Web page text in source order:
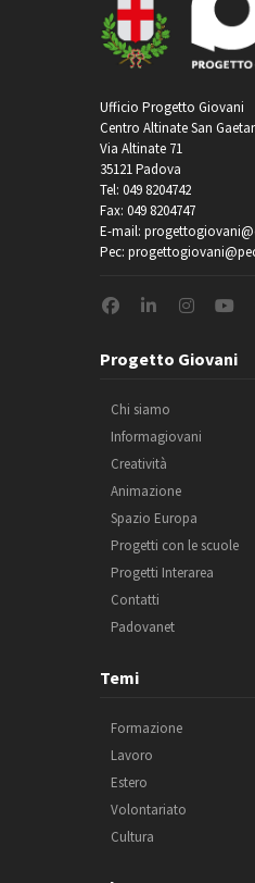
Ufficio Progetto Giovani
Centro Altinate San
Via Altinate 71
35121 Padova
Tel: 049 8204742
Fax: 049 8204747
E-mail:
Pec:
Progetto Giovani
Chi siamo
Informagiovani
Creatività
Animazione
Spazio Europa
Progetti con le scuole
Progetti Interarea
Contatti
Padovanet
Temi
Formazione
Lavoro
Estero
Volontariato
Cultura